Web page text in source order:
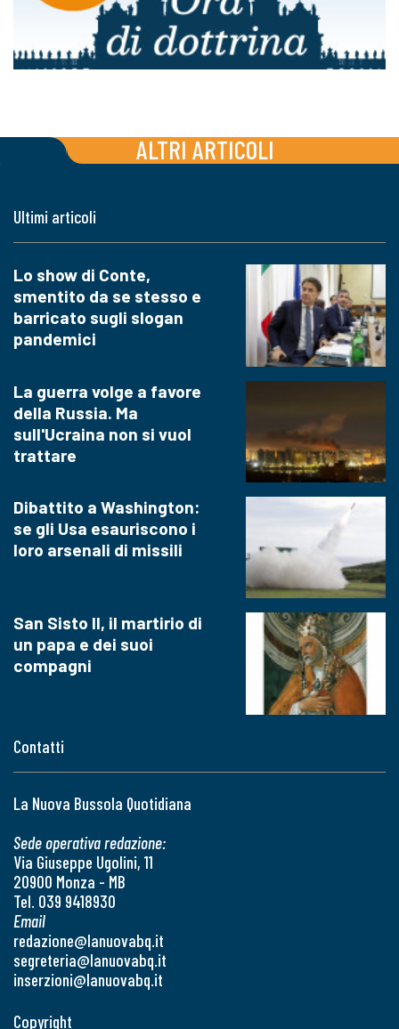
ALTRI ARTICOLI
Contatti
La Nuova Bussola Quotidiana
Sede operativa redazione:
Via Giuseppe Ugolini, 11
20900 Monza - MB
Tel. 039 9418930
Email
redazione@lanuovabq.it
segreteria@lanuovabq.it
inserzioni@lanuovabq.it
Ultimi articoli
Lo show di Conte,
smentito da se stesso e
barricato sugli slogan
pandemici
La guerra volge a favore
della Russia. Ma
sull'Ucraina non si vuol
trattare
Dibattito a Washington:
se gli Usa esauriscono i
loro arsenali di missili
San Sisto II, il martirio di
un papa e dei suoi
compagni
Copyright